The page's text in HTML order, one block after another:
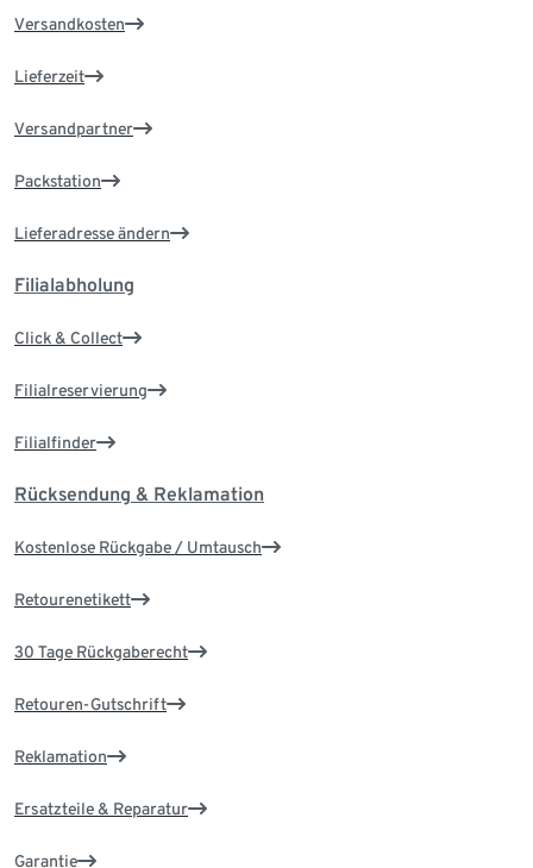
Versandkosten
Lieferzeit
Versandpartner
Packstation
Lieferadresse ändern
Filialabholung
Click & Collect
Filialreservierung
Filialfinder
Rücksendung & Reklamation
Kostenlose Rückgabe / Umtausch
Retourenetikett
30 Tage Rückgaberecht
Retouren-Gutschrift
Reklamation
Ersatzteile & Reparatur
Garantie